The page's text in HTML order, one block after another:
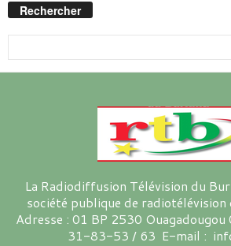
Rechercher
La Radiodiffusion Télévision du
société publique de radiotélévision
Adresse : 01 BP 2530
31-83-53 / 63 E-mail :